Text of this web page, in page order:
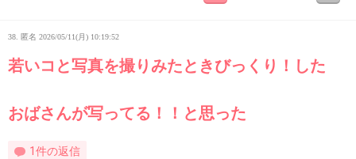
38. 匿名 2026/05/11(月) 10:19:52
若いコと写真を撮りみたときびっくり！した
おばさんが写ってる！！と思った
1件の返信